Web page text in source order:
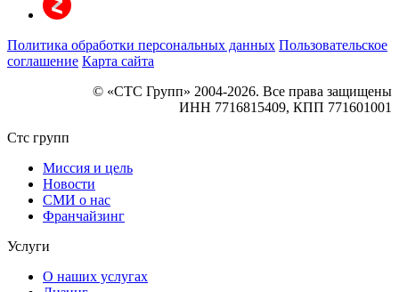
Политика обработки персональных данных Пользовательское
соглашение Карта сайта
© «СТС Групп» 2004-2026. Все права защищены
ИНН 7716815409, КПП 771601001
Стс групп
Миссия и цель
Новости
СМИ о нас
Франчайзинг
Услуги
О наших услугах